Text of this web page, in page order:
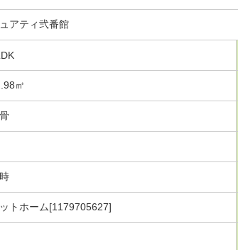
アティ弐番館
㎡
トホーム[1179705627]